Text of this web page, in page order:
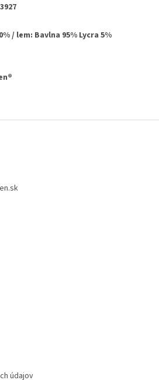
/ lem: Bavlna 95% Lycra 5%
údajov